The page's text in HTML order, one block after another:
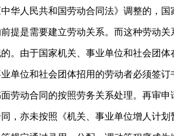
华人民共和国劳动合同法》调整的，
提是需要建立劳动关系。而这种劳动
。由于国家机关、事业单位和社会团
单位和社会团体招用的劳动者必须签
劳动合同的按照劳务关系处理。再审
，亦未按照《机关、事业单位增人计